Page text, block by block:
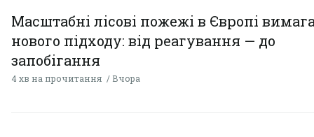
Масштабні лісові пожежі в Європі
нового підходу: від реагування — до
запобігання
4 хв на прочитання Вчора